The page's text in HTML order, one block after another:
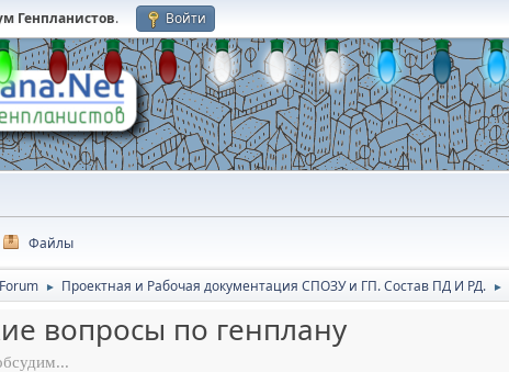
Генпланистов. Войти
Файлы
Forum ► Проектная и Рабочая документация СПОЗУ и ГП. Состав ПД И РД. ►
вопросы по генплану